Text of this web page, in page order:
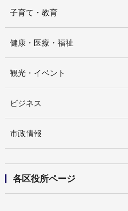
子育て・教育
健康・医療・福祉
観光・イベント
ビジネス
市政情報
各区役所ページ